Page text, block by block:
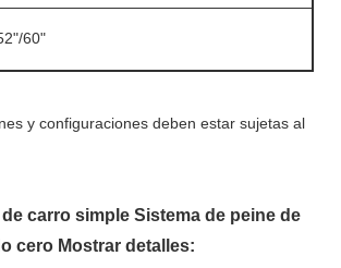
60"
y configuraciones deben estar sujetas al
carro simple Sistema de peine de
cero Mostrar detalles: